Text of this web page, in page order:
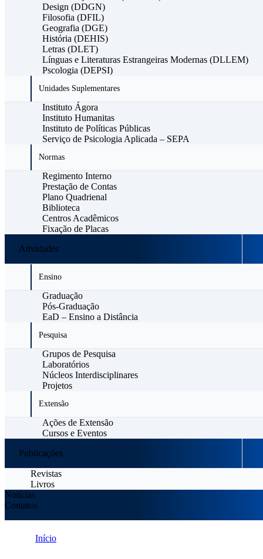
Design (DDGN)
Filosofia (DFIL)
Geografia (DGE)
História (DEHIS)
Letras (DLET)
Línguas e Literaturas Estrangeiras Modernas (DLLEM)
Pscologia (DEPSI)
Unidades Suplementares
Instituto Ágora
Instituto Humanitas
Instituto de Políticas Públicas
Serviço de Psicologia Aplicada – SEPA
Normas
Regimento Interno
Prestação de Contas
Plano Quadrienal
Biblioteca
Centros Acadêmicos
Fixação de Placas
Atividades
Ensino
Graduação
Pós-Graduação
EaD – Ensino a Distância
Pesquisa
Grupos de Pesquisa
Laboratórios
Núcleos Interdisciplinares
Projetos
Extensão
Ações de Extensão
Cursos e Eventos
Publicações
Revistas
Livros
Notícias
Contatos
Início